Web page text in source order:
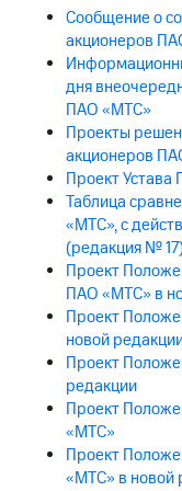
Описание
Программа
Порядок
выкупа
акций
Дивиденды
Рынок
облигаций
Описание
о
погашении
именных
облигаций
Другое
Реквизиты
Контакты
развитие
Сообщение о
акционеров
дня
ПАО «МТС»
Проекты
акционеров
Проект
Таблица
«МТС», с
(редакция №
Проект
ПАО «МТС» в
Проект
новой
Проект
редакции
Проект
«МТС»
Проект
«МТС» в новой